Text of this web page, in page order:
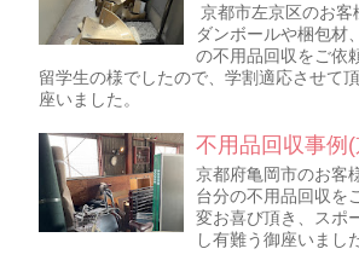
京都市左京区のお客
ダンボールや梱包材
の不用品回収をご依
留学生の様でしたので、学割適応させて
座いました。
不用品回収事例
京都府亀岡市のお客
台分の不用品回収を
変お喜び頂き、スポ
し有難う御座いまし